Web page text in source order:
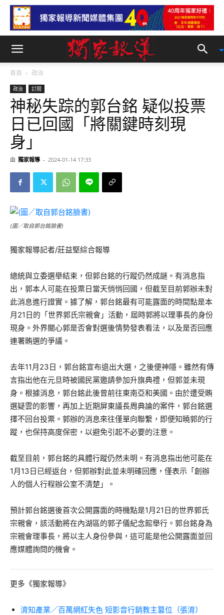
首頁 政治
政治 訂閱
神秘失踪的郭台銘 疑似投票
日已回國「將關鍵時刻現
身」
由 獨家報導 - 2024-01-14 17:33
(圖／取自郭台銘臉書)
獨家報導記者/莊益堅綜合報導
總統與立委選舉結束，但郭台銘的行蹤仍然成謎。有消息指
出，郭本人可能在投票日當天悄悄回國，但截至目前郭辦未對
此消息進行證實。據了解，郭台銘最有可能露面的時間點是本
月21日的「世界郭氏宗親會」活動，屆時郭將以理事長的身份
現身。外界關心郭是否會對選後情勢發表看法，以及是否回應
連署賄選的爭議。
去年11月23日，郭台銘宣布退出大選，之後便神隱。雖然有傳
言指出他在元旦時被國民黨邀請參加升旗典禮，但郭並未現
身。根據消息，郭台銘此後曾前往東南亞和美國。由於遭受賄
選疑雲的影響，再加上近期屏東議長周典論的案件，郭台銘選
擇不回台投票。郭辦的消息來往僅單向聯繫，即便知曉郭的行
蹤，也保持高度保密，以避免引起不必要的注意。
截至目前，郭台銘的具體行蹤仍然未明。有消息指出他可能在
1月13日已經返台，但郭辦對此並未明確回應，僅表示「創辦
人的個人行程辦公室不清楚」。
預計郭台銘選後首次公開露面的時機點是1月21日的世界郭氏
宗親會，該活動將在內湖區的郭子儀紀念館舉行。郭台銘身為
宗親會理事長，將以主人身份參與，這可能是他公開露面並回
應媒體詢問的機會。
更多《獨家報導》
淯知產業／百萬網紅失色 短影音行銷教主篡位（張淯）